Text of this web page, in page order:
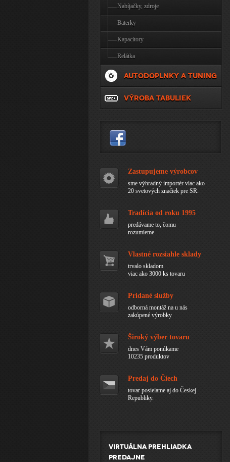
Nabíjačky, zdroje
Baterky
Kapacitory
Relátka
AUTODOPLNKY A TUNING
VÝROBA TABULIEK
Zastupujeme výrobcov
sme výhradný importér viac ako
20 svetových značiek pre SR.
Tradícia od roku 1995
predávame to, čomu
rozumieme
Vlastné rozsiahle sklady
trvalo skladom
viac ako 3000 ks tovaru
Pridané služby
odborná montáž na u nás
zakúpené výrobky
Široký výber tovaru
dnes Vám ponúkame
10235 produktov
Predaj do Čiech
tovar posielame aj do Českej
Republiky.
Virtuálna prehliadka
predajne